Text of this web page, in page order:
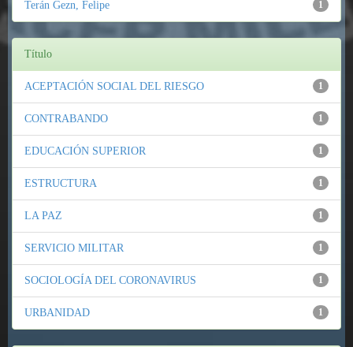
1
Terán Gezn, Felipe
Título
1
ACEPTACIÓN SOCIAL DEL RIESGO
1
CONTRABANDO
1
EDUCACIÓN SUPERIOR
1
ESTRUCTURA
1
LA PAZ
1
SERVICIO MILITAR
1
SOCIOLOGÍA DEL CORONAVIRUS
1
URBANIDAD